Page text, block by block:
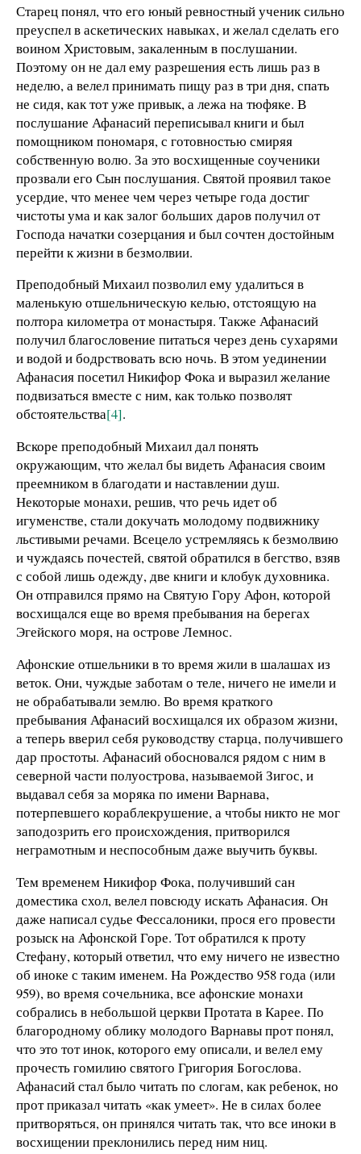
Старец понял, что его юный ревностный ученик сильно
преуспел в аскетических навыках, и желал сделать его
воином Христовым, закаленным в послушании.
Поэтому он не дал ему разрешения есть лишь раз в
неделю, а велел принимать пищу раз в три дня, спать
не сидя, как тот уже привык, а лежа на тюфяке. В
послушание Афанасий переписывал книги и был
помощником пономаря, с готовностью смиряя
собственную волю. За это восхищенные соученики
прозвали его Сын послушания. Святой проявил такое
усердие, что менее чем через четыре года достиг
чистоты ума и как залог больших даров получил от
Господа начатки созерцания и был сочтен достойным
перейти к жизни в безмолвии.
Преподобный Михаил позволил ему удалиться в
маленькую отшельническую келью, отстоящую на
полтора километра от монастыря. Также Афанасий
получил благословение питаться через день сухарями
и водой и бодрствовать всю ночь. В этом уединении
Афанасия посетил Никифор Фока и выразил желание
подвизаться вместе с ним, как только позволят
обстоятельства[4].
Вскоре преподобный Михаил дал понять
окружающим, что желал бы видеть Афанасия своим
преемником в благодати и наставлении душ.
Некоторые монахи, решив, что речь идет об
игуменстве, стали докучать молодому подвижнику
льстивыми речами. Всецело устремляясь к безмолвию
и чуждаясь почестей, святой обратился в бегство, взяв
с собой лишь одежду, две книги и клобук духовника.
Он отправился прямо на Святую Гору Афон, которой
восхищался еще во время пребывания на берегах
Эгейского моря, на острове Лемнос.
Афонские отшельники в то время жили в шалашах из
веток. Они, чуждые заботам о теле, ничего не имели и
не обрабатывали землю. Во время краткого
пребывания Афанасий восхищался их образом жизни,
а теперь вверил себя руководству старца, получившего
дар простоты. Афанасий обосновался рядом с ним в
северной части полуострова, называемой Зигос, и
выдавал себя за моряка по имени Варнава,
потерпевшего кораблекрушение, а чтобы никто не мог
заподозрить его происхождения, притворился
неграмотным и неспособным даже выучить буквы.
Тем временем Никифор Фока, получивший сан
доместика схол, велел повсюду искать Афанасия. Он
даже написал судье Фессалоники, прося его провести
розыск на Афонской Горе. Тот обратился к проту
Стефану, который ответил, что ему ничего не известно
об иноке с таким именем. На Рождество 958 года (или
959), во время сочельника, все афонские монахи
собрались в небольшой церкви Протата в Карее. По
благородному облику молодого Варнавы прот понял,
что это тот инок, которого ему описали, и велел ему
прочесть гомилию святого Григория Богослова.
Афанасий стал было читать по слогам, как ребенок, но
прот приказал читать «как умеет». Не в силах более
притворяться, он принялся читать так, что все иноки в
восхищении преклонились перед ним ниц.